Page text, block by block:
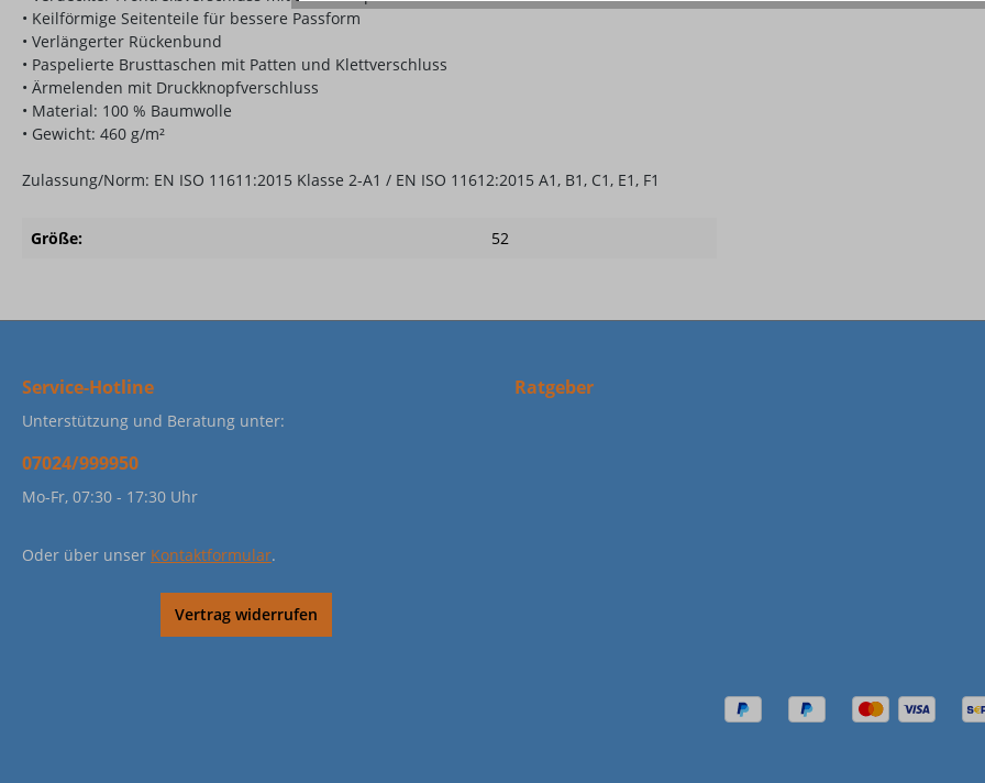
• Keilförmige Seitenteile für bessere Passform
• Verlängerter Rückenbund
• Paspelierte Brusttaschen mit Patten und Klettverschluss
• Ärmelenden mit Druckknopfverschluss
• Material: 100 % Baumwolle
• Gewicht: 460 g/m²
Zulassung/Norm: EN ISO 11611:2015 Klasse 2-A1 / EN ISO 11612:2015 A1, B1, C1, E1, F1
Größe: 52
Service-Hotline
Unterstützung und Beratung unter:
07024/999950
Mo-Fr, 07:30 - 17:30 Uhr
Oder über unser Kontaktformular.
Vertrag widerrufen
Ratgeber